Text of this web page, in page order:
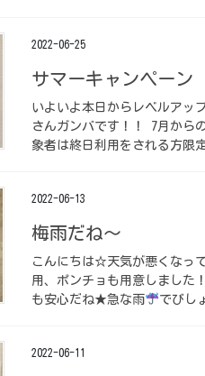
2022-06-25
サマーキャンペーン
いよいよ本日からレベルアッ
さんガンバです！！ 7月から
象者は終日利用をされる方
2022-06-13
梅雨だね～
こんにちは☆天気が悪くなっ
用、ポンチョも用意しました
も安心だね★急な雨
でびし
2022-06-11